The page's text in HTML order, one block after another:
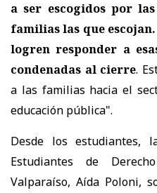
a ser escogidos por
familias las que
logren responder a
condenadas al cierre.
a las familias hacia el
educación pública".
Desde los estudiantes,
Estudiantes de
Valparaíso, Aída Poloni,